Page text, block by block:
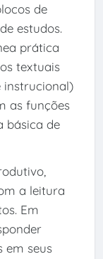
de
estudos.
prática
textuais
as funções
básica de
a leitura
Em
em seus